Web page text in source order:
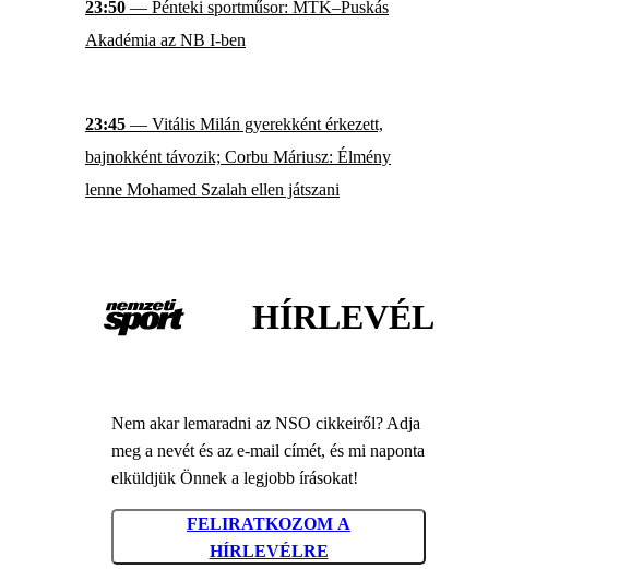
23:50 — Pénteki sportműsor: MTK–Puskás
Akadémia az NB I-ben
23:45 — Vitális Milán gyerekként érkezett,
bajnokként távozik; Corbu Máriusz: Élmény
lenne Mohamed Szalah ellen játszani
HÍRLEVÉL
Nem akar lemaradni az NSO cikkeiről? Adja
meg a nevét és az e-mail címét, és mi naponta
elküldjük Önnek a legjobb írásokat!
FELIRATKOZOM A
HÍRLEVÉLRE